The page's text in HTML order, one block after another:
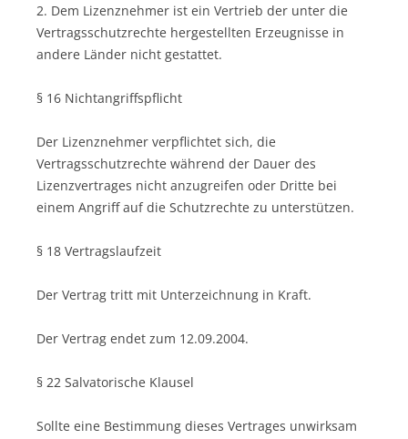
2. Dem Lizenznehmer ist ein Vertrieb der unter die
Vertragsschutzrechte hergestellten Erzeugnisse in
andere Länder nicht gestattet.
§ 16 Nichtangriffspflicht
Der Lizenznehmer verpflichtet sich, die
Vertragsschutzrechte während der Dauer des
Lizenzvertrages nicht anzugreifen oder Dritte bei
einem Angriff auf die Schutzrechte zu unterstützen.
§ 18 Vertragslaufzeit
Der Vertrag tritt mit Unterzeichnung in Kraft.
Der Vertrag endet zum 12.09.2004.
§ 22 Salvatorische Klausel
Sollte eine Bestimmung dieses Vertrages unwirksam